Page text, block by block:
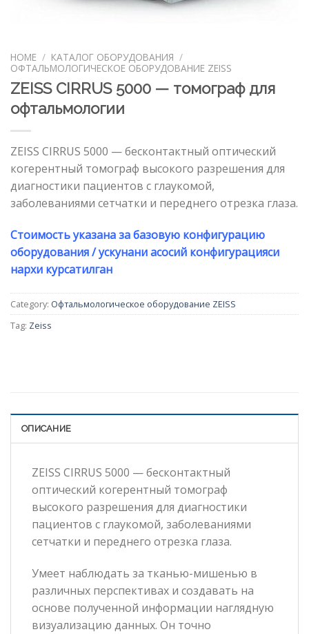
HOME / КАТАЛОГ ОБОРУДОВАНИЯ /
ОФТАЛЬМОЛОГИЧЕСКОЕ ОБОРУДОВАНИЕ ZEISS
ZEISS CIRRUS 5000 — томограф для
офтальмологии
ZEISS CIRRUS 5000 — бесконтактный оптический
когерентный томограф высокого разрешения для
диагностики пациентов с глаукомой,
заболеваниями сетчатки и переднего отрезка глаза.
Стоимость указана за базовую конфигурацию
оборудования / ускунани асосий конфигурацияси
нархи курсатилган
Category: Офтальмологическое оборудование ZEISS
Tag: Zeiss
ОПИСАНИЕ
ZEISS CIRRUS 5000 — бесконтактный
оптический когерентный томограф
высокого разрешения для диагностики
пациентов с глаукомой, заболеваниями
сетчатки и переднего отрезка глаза.
Умеет наблюдать за тканью-мишенью в
различных перспективах и создавать на
основе полученной информации наглядную
визуализацию данных. Он точно